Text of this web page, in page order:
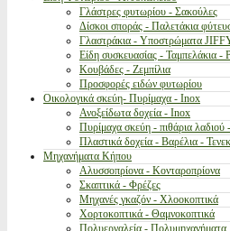
Γλάστρες φυτωρίου - Σακούλες
Δίσκοι σποράς - Παλετάκια
Γλαστράκια - Υποστρώματα
Είδη συσκευασίας - Ταμπελάκια -
Κουβάδες - Ζεμπίλια
Προσφορές ειδών φυτωρίου
Οικολογικά σκεύη- Πυρίμαχα - Inox
Ανοξείδωτα δοχεία - Inox
Πυρίμαχα σκεύη - πιθάρια λαδιού
Πλαστικά δοχεία - Βαρέλια -
Μηχανήματα Κήπου
Αλυσσοπρίονα - Κονταροπρίονα
Σκαπτικά - Φρέζες
Μηχανές γκαζόν - Χλοοκοπτικά
Χορτοκοπτικά - Θαμνοκοπτικά
Πολυεργαλεία - Πολυμηχανήματα